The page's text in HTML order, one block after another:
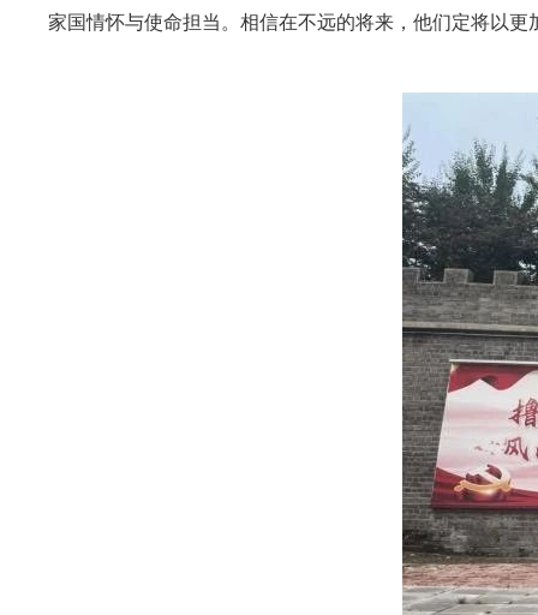
家国情怀与使命担当。相信在不远的将来，他们定将以